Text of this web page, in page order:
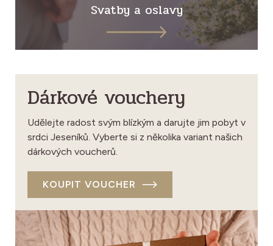
Svatby a oslavy
Dárkové vouchery
Udělejte radost svým blízkým a darujte jim pobyt v
srdci Jeseníků. Vyberte si z několika variant našich
dárkových voucherů.
KOUPIT VOUCHER